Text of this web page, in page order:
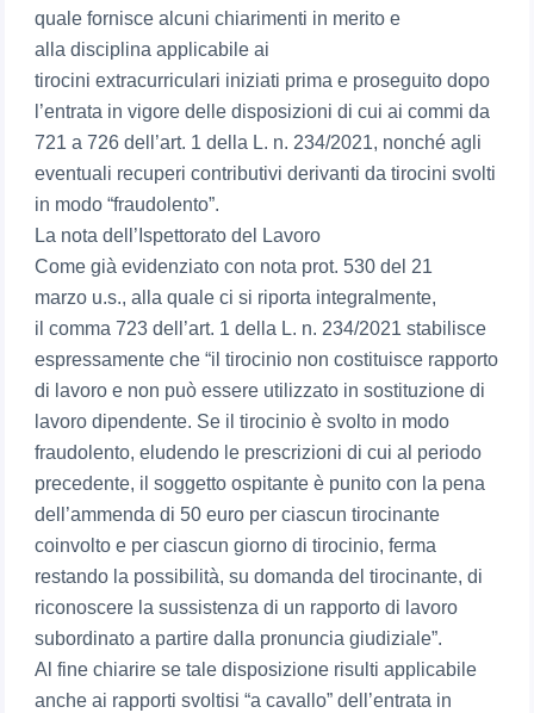
quale fornisce alcuni chiarimenti in merito e
alla disciplina applicabile ai
tirocini extracurriculari iniziati prima e proseguito dopo
l’entrata in vigore delle disposizioni di cui ai commi da
721 a 726 dell’art. 1 della L. n. 234/2021, nonché agli
eventuali recuperi contributivi derivanti da tirocini svolti
in modo “fraudolento”.
La nota dell’Ispettorato del Lavoro
Come già evidenziato con nota prot. 530 del 21
marzo u.s., alla quale ci si riporta integralmente,
il comma 723 dell’art. 1 della L. n. 234/2021 stabilisce
espressamente che “il tirocinio non costituisce rapporto
di lavoro e non può essere utilizzato in sostituzione di
lavoro dipendente. Se il tirocinio è svolto in modo
fraudolento, eludendo le prescrizioni di cui al periodo
precedente, il soggetto ospitante è punito con la pena
dell’ammenda di 50 euro per ciascun tirocinante
coinvolto e per ciascun giorno di tirocinio, ferma
restando la possibilità, su domanda del tirocinante, di
riconoscere la sussistenza di un rapporto di lavoro
subordinato a partire dalla pronuncia giudiziale”.
Al fine chiarire se tale disposizione risulti applicabile
anche ai rapporti svoltisi “a cavallo” dell’entrata in